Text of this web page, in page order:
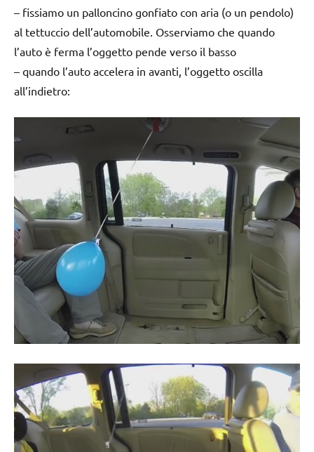
– fissiamo un palloncino gonfiato con aria (o un pendolo)
al tettuccio dell’automobile. Osserviamo che quando
l’auto è ferma l’oggetto pende verso il basso
– quando l’auto accelera in avanti, l’oggetto oscilla
all’indietro: